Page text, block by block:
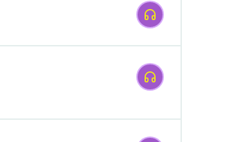
Afspelen
Afspelen